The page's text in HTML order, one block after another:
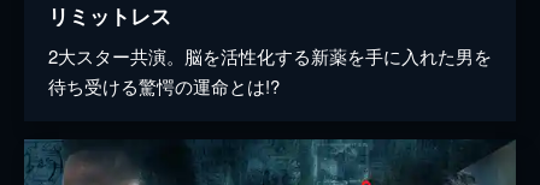
リミットレス
2大スター共演。脳を活性化する新薬を手に入れた男を
待ち受ける驚愕の運命とは!?